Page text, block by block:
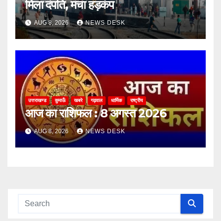
मिला दंपति, मचा हड़कंप
AUG 8, 2026 NEWS DESK
उत्तराखण्ड कुमाऊँ खबरे गढ़वाल धार्मिक राष्ट्रीय
आज का राशिफल : 8 अगस्त 2026
AUG 8, 2026 NEWS DESK